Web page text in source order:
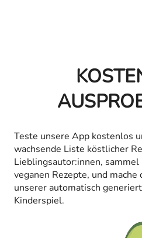
Teste unsere App kostenlos
wachsende Liste köstlicher
Lieblingsautor:innen,
veganen Rezepte, und
unserer automatisch
Kinderspiel.